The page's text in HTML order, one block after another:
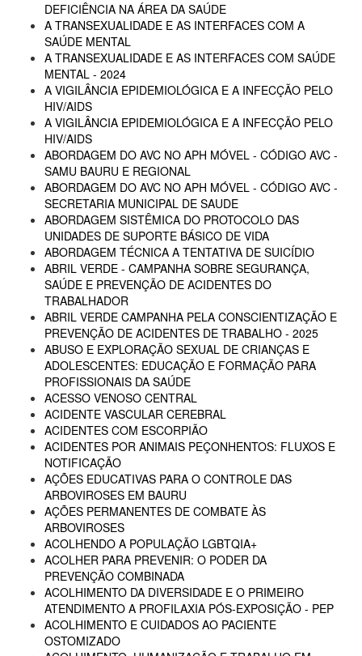
DEFICIÊNCIA NA ÁREA DA SAÚDE
A TRANSEXUALIDADE E AS INTERFACES COM A
SAÚDE MENTAL
A TRANSEXUALIDADE E AS INTERFACES COM SAÚDE
MENTAL - 2024
A VIGILÂNCIA EPIDEMIOLÓGICA E A INFECÇÃO PELO
HIV/AIDS
A VIGILÂNCIA EPIDEMIOLÓGICA E A INFECÇÃO PELO
HIV/AIDS
ABORDAGEM DO AVC NO APH MÓVEL - CÓDIGO AVC -
SAMU BAURU E REGIONAL
ABORDAGEM DO AVC NO APH MÓVEL - CÓDIGO AVC -
SECRETARIA MUNICIPAL DE SAUDE
ABORDAGEM SISTÊMICA DO PROTOCOLO DAS
UNIDADES DE SUPORTE BÁSICO DE VIDA
ABORDAGEM TÉCNICA A TENTATIVA DE SUICÍDIO
ABRIL VERDE - CAMPANHA SOBRE SEGURANÇA,
SAÚDE E PREVENÇÃO DE ACIDENTES DO
TRABALHADOR
ABRIL VERDE CAMPANHA PELA CONSCIENTIZAÇÃO E
PREVENÇÃO DE ACIDENTES DE TRABALHO - 2025
ABUSO E EXPLORAÇÃO SEXUAL DE CRIANÇAS E
ADOLESCENTES: EDUCAÇÃO E FORMAÇÃO PARA
PROFISSIONAIS DA SAÚDE
ACESSO VENOSO CENTRAL
ACIDENTE VASCULAR CEREBRAL
ACIDENTES COM ESCORPIÃO
ACIDENTES POR ANIMAIS PEÇONHENTOS: FLUXOS E
NOTIFICAÇÃO
AÇÕES EDUCATIVAS PARA O CONTROLE DAS
ARBOVIROSES EM BAURU
AÇÕES PERMANENTES DE COMBATE ÀS
ARBOVIROSES
ACOLHENDO A POPULAÇÃO LGBTQIA+
ACOLHER PARA PREVENIR: O PODER DA
PREVENÇÃO COMBINADA
ACOLHIMENTO DA DIVERSIDADE E O PRIMEIRO
ATENDIMENTO A PROFILAXIA PÓS-EXPOSIÇÃO - PEP
ACOLHIMENTO E CUIDADOS AO PACIENTE
OSTOMIZADO